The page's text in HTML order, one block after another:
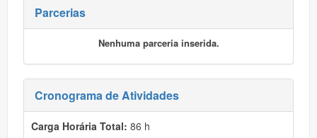
Parcerias
Nenhuma parceria inserida.
Cronograma de Atividades
Carga Horária Total: 86 h